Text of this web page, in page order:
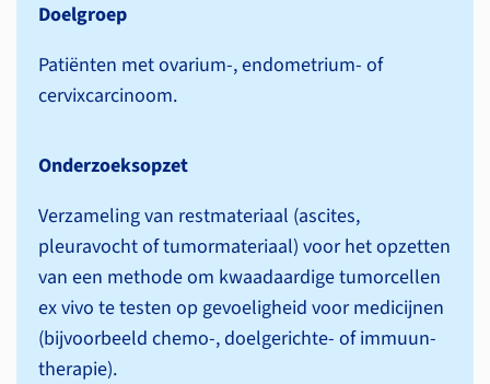
Doelgroep
Patiënten met ovarium-, endometrium- of
cervixcarcinoom.
Onderzoeksopzet
Verzameling van restmateriaal (ascites,
pleuravocht of tumormateriaal) voor het opzetten
van een methode om kwaadaardige tumorcellen
ex vivo te testen op gevoeligheid voor medicijnen
(bijvoorbeeld chemo-, doelgerichte- of immuun­
therapie).